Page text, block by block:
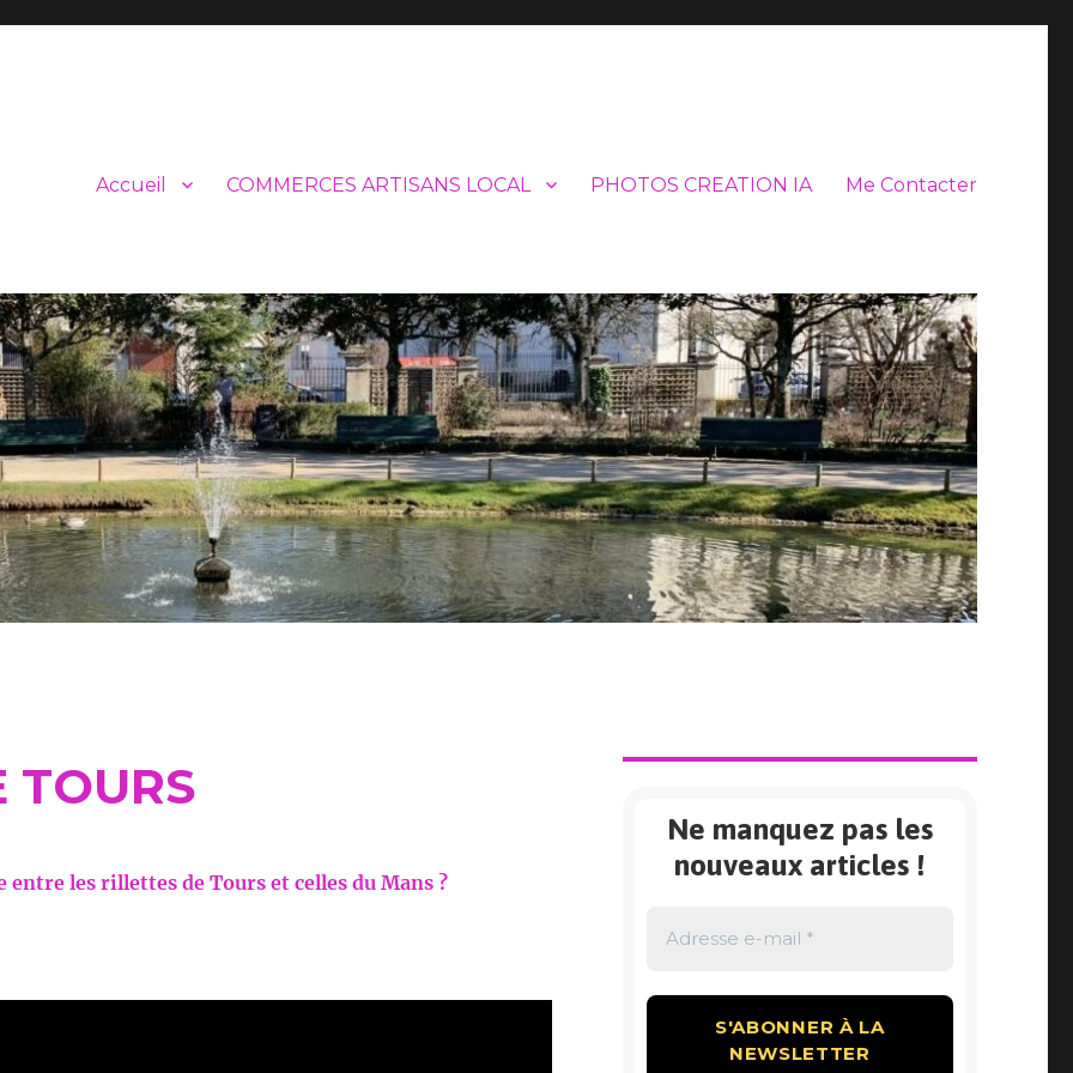
Accueil COMMERCES ARTISANS LOCAL PHOTOS CREATION IA Me Contacter
TOURS
entre les rillettes de Tours et celles du Mans ?
Ne manquez pas les
nouveaux articles !